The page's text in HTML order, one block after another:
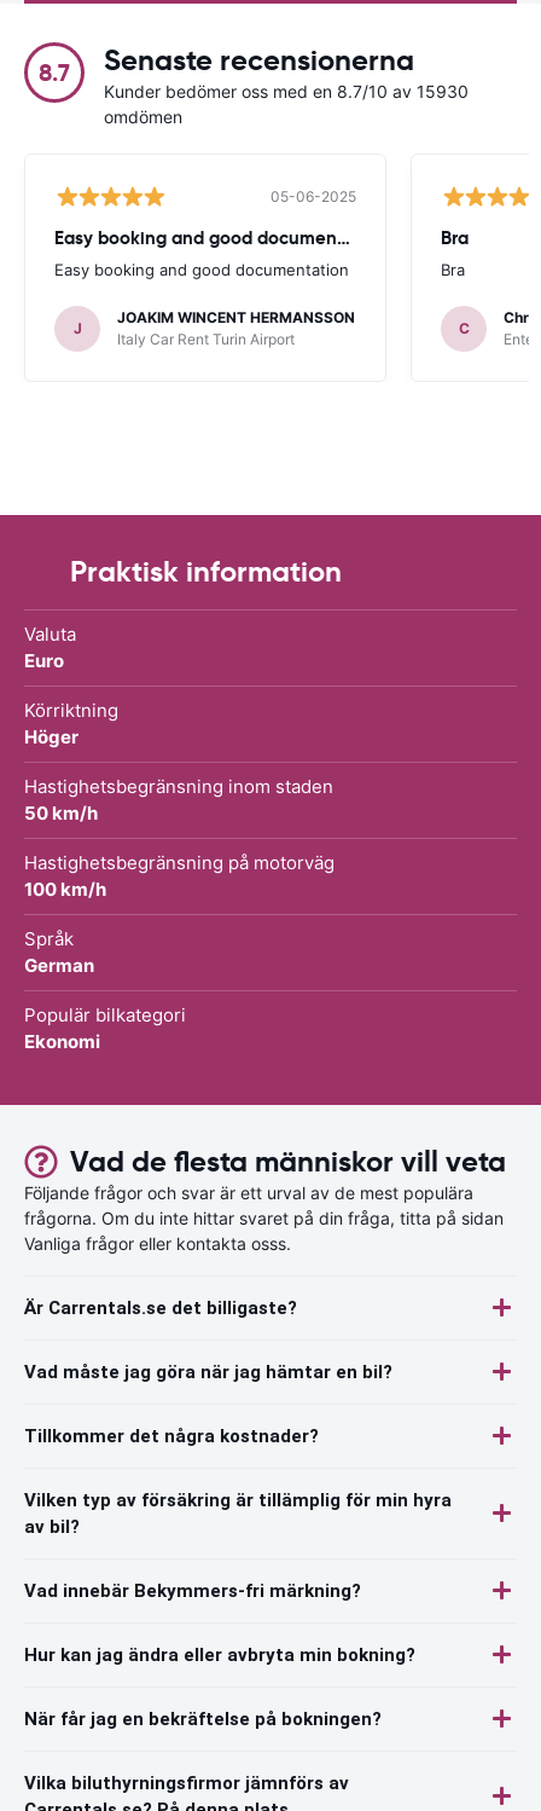
8.7 Senaste recensionerna
Kunder bedömer oss med en 8.7/10 av 15930
omdömen
05-06-2025
Easy booking and good documentation
Easy booking and good documentation
J
JOAKIM WINCENT HERMANSSON
Italy Car Rent Turin Airport
Bra
Bra
C
Praktisk information
Valuta
Euro
Körriktning
Höger
Hastighetsbegränsning inom staden
50 km/h
Hastighetsbegränsning på motorväg
100 km/h
Språk
German
Populär bilkategori
Ekonomi
Vad de flesta människor vill veta
Följande frågor och svar är ett urval av de mest populära
frågorna. Om du inte hittar svaret på din fråga, titta på sidan
Vanliga frågor eller kontakta osss.
Är Carrentals.se det billigaste?
Vad måste jag göra när jag hämtar en bil?
Tillkommer det några kostnader?
Vilken typ av försäkring är tillämplig för min hyra
av bil?
Vad innebär Bekymmers-fri märkning?
Hur kan jag ändra eller avbryta min bokning?
När får jag en bekräftelse på bokningen?
Vilka biluthyrningsfirmor jämnförs av